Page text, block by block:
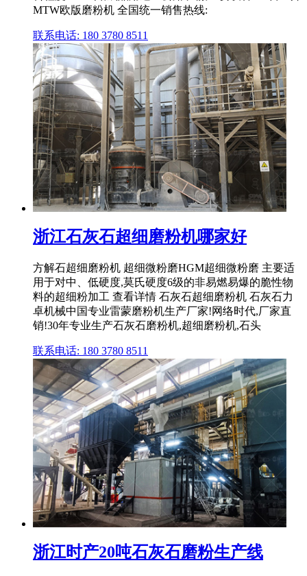
MTW欧版磨粉机 全国统一销售热线:
联系电话: 180 3780 8511
浙江石灰石超细磨粉机哪家好
方解石超细磨粉机 超细微粉磨HGM超细微粉磨 主要适
用于对中、低硬度,莫氏硬度6级的非易燃易爆的脆性物
料的超细粉加工 查看详情 石灰石超细磨粉机 石灰石力
卓机械中国专业雷蒙磨粉机生产厂家!网络时代,厂家直
销!30年专业生产石灰石磨粉机,超细磨粉机,石头
联系电话: 180 3780 8511
浙江时产20吨石灰石磨粉生产线